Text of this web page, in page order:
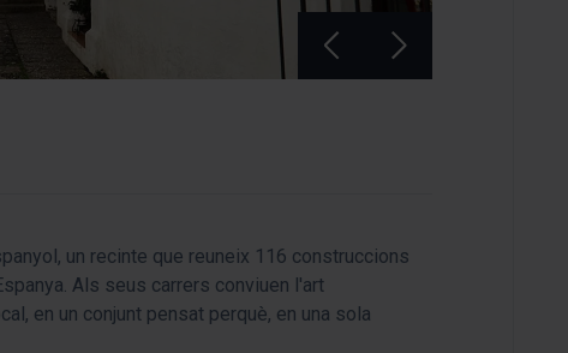
un recinte que reuneix 116 construccions
Als seus carrers conviuen l'art
en un conjunt pensat perquè, en una sola